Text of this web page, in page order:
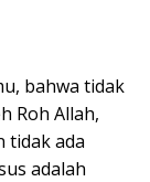
bahwa tidak
Roh Allah,
tidak ada
adalah